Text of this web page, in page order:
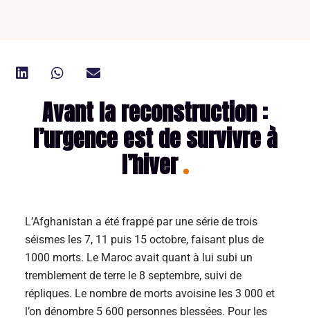
Avant la reconstruction :
l’urgence est de survivre à
l’hiver
L’Afghanistan a été frappé par une série de trois
séismes les 7, 11 puis 15 octobre, faisant plus de
1000 morts. Le Maroc avait quant à lui subi un
tremblement de terre le 8 septembre, suivi de
répliques. Le nombre de morts avoisine les 3 000 et
l’on dénombre 5 600 personnes blessées. Pour les